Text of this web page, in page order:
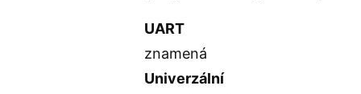
UART
znamená
Univerzální